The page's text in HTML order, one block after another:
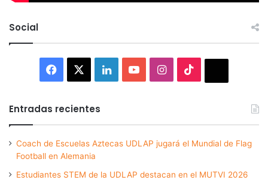
Social
Facebook LinkedInYouTubeInstagram
Entradas recientes
Coach de Escuelas Aztecas UDLAP jugará el Mundial de Flag
Football en Alemania
Estudiantes STEM de la UDLAP destacan en el MUTVI 2026